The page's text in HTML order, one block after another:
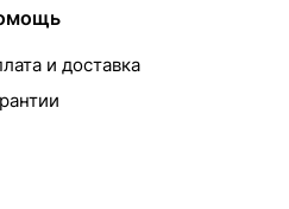
и доставка